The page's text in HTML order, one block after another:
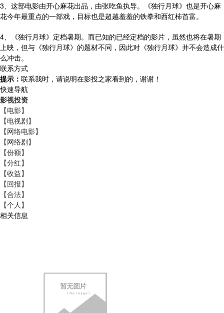
3、这部电影由开心麻花出品，由张吃鱼执导。《独行月球》也是开心麻
花今年最重点的一部戏，目标也是超越羞羞的铁拳和西红柿首富。
4、《独行月球》定档暑期。而已知的已经定档的影片，虽然也将在暑期
上映，但与《独行月球》的题材不同，因此对《独行月球》并不会造成什
么冲击。
联系方式
提示： 联系我时，请说明在影投之家看到的，谢谢！
快速导航
影视投资
【电影】
【电视剧】
【网络电影】
【网络剧】
【份额】
【分红】
【收益】
【回报】
【合法】
【个人】
相关信息